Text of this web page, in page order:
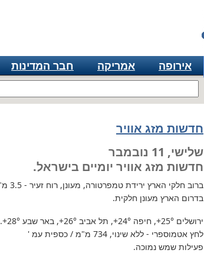
אירופה אמריקה חבר המדינות
חדשות מזג אוויר
שלישי, 11 נובמבר
חדשות מזג אוויר יומיים בישראל.
ברוב חלקי הארץ ירידת טמפרטורה, מעונן, רוח זעיר - 3.5 מ"ש.
בדרום הארץ מעונן חלקית.
ירושלים +25°, חיפה +24°, תל אביב +26°, באר שבע +28°
.
לחץ אטמוספרי - ללא שינוי, 734 מ"מ / כספית עמ '
פעילות שמש נמוכה.